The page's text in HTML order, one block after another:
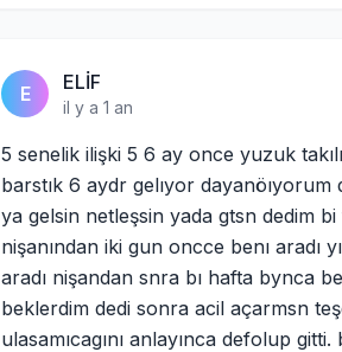
E ELİF
il y a 1 an
5 senelik ilişki 5 6 ay once yuzuk
barstık 6 aydr gelıyor
ya gelsin netleşsin yada gtsn dedim
nişanından iki gun oncce benı aradı
aradı nişandan snra bı hafta bynca
beklerdim dedi sonra acil açarmsn
ulasamıcagını anlayınca defolup